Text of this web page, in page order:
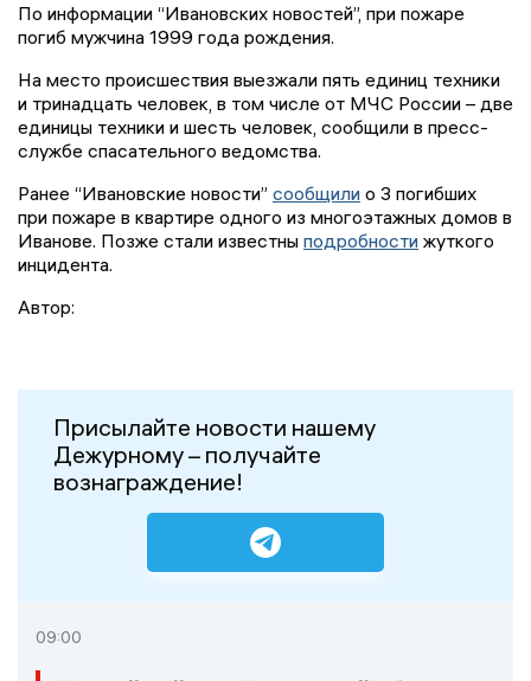
По информации “Ивановских новостей”, при пожаре
погиб мужчина 1999 года рождения.
На место происшествия выезжали пять единиц техники
и тринадцать человек, в том числе от МЧС России – две
единицы техники и шесть человек, сообщили в пресс-
службе спасательного ведомства.
Ранее “Ивановские новости” сообщили о 3 погибших
при пожаре в квартире одного из многоэтажных домов в
Иванове. Позже стали известны подробности жуткого
инцидента.
Автор:
Присылайте новости нашему
Дежурному – получайте
вознаграждение!
09:00